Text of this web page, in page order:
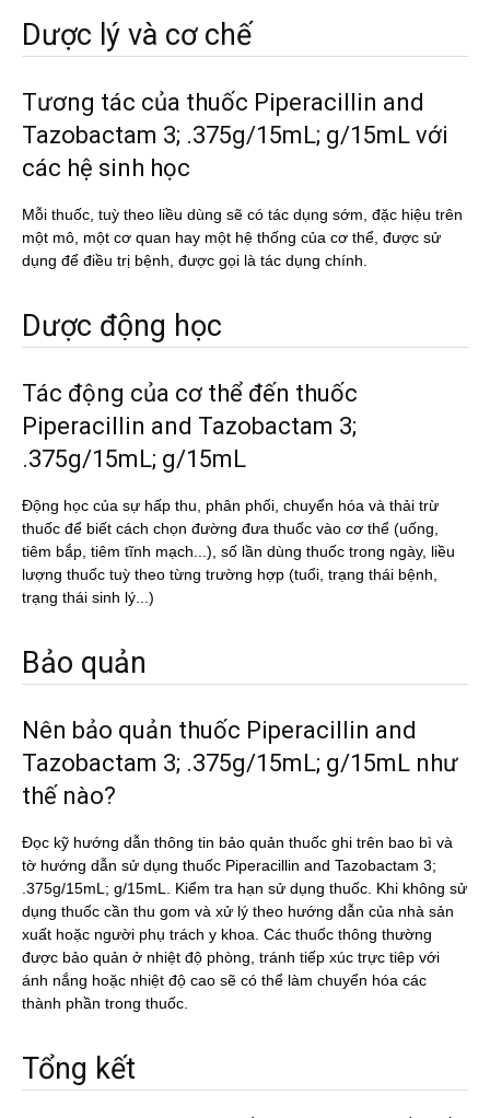
Dược lý và cơ chế
Tương tác của thuốc Piperacillin and
Tazobactam 3; .375g/15mL; g/15mL với
các hệ sinh học
Mỗi thuốc, tuỳ theo liều dùng sẽ có tác dụng sớm, đặc hiệu trên
một mô, một cơ quan hay một hệ thống của cơ thể, được sử
dụng để điều trị bệnh, được gọi là tác dụng chính.
Dược động học
Tác động của cơ thể đến thuốc
Piperacillin and Tazobactam 3;
.375g/15mL; g/15mL
Động học của sự hấp thu, phân phối, chuyển hóa và thải trừ
thuốc để biết cách chọn đường đưa thuốc vào cơ thể (uống,
tiêm bắp, tiêm tĩnh mạch...), số lần dùng thuốc trong ngày, liều
lượng thuốc tuỳ theo từng trường hợp (tuổi, trạng thái bệnh,
trạng thái sinh lý...)
Bảo quản
Nên bảo quản thuốc Piperacillin and
Tazobactam 3; .375g/15mL; g/15mL như
thế nào?
Đọc kỹ hướng dẫn thông tin bảo quản thuốc ghi trên bao bì và
tờ hướng dẫn sử dụng thuốc Piperacillin and Tazobactam 3;
.375g/15mL; g/15mL. Kiểm tra hạn sử dụng thuốc. Khi không sử
dụng thuốc cần thu gom và xử lý theo hướng dẫn của nhà sản
xuất hoặc người phụ trách y khoa. Các thuốc thông thường
được bảo quản ở nhiệt độ phòng, tránh tiếp xúc trực tiêp với
ánh nắng hoặc nhiệt độ cao sẽ có thể làm chuyển hóa các
thành phần trong thuốc.
Tổng kết